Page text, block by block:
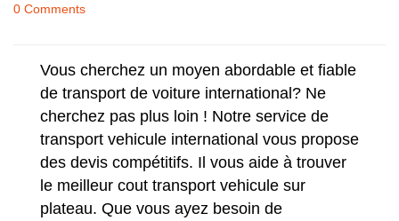
0 Comments
Vous cherchez un moyen abordable et fiable
de transport de voiture international? Ne
cherchez pas plus loin ! Notre service de
transport vehicule international vous propose
des devis compétitifs. Il vous aide à trouver
le meilleur cout transport vehicule sur
plateau. Que vous ayez besoin de